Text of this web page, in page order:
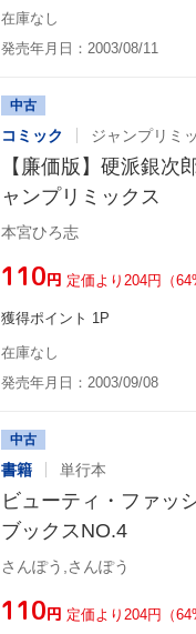
在庫なし
発売年月日：2003/08/11
中古
コミック ジャンプリミ
【廉価版】硬派銀次
ャンプリミックス
本宮ひろ志
¥110円 定価より204円（
獲得ポイント 1P
在庫なし
発売年月日：2003/09/08
中古
書籍 単行本
ビューティ・ファッ
ブックスNO.4
さんぽう,さんぽう
¥110円 定価より204円（